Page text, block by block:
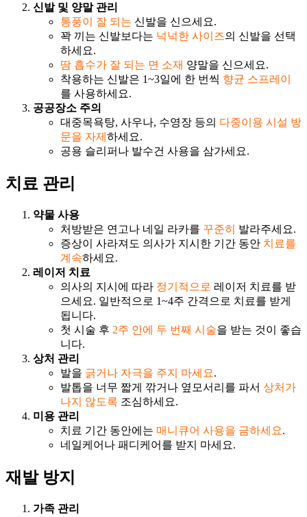
신발 및 양말 관리
통풍이 잘 되는 신발을 신으세요.
꽉 끼는 신발보다는 넉넉한 사이즈의 신발을 선택
하세요.
땀 흡수가 잘 되는 면 소재 양말을 신으세요.
착용하는 신발은 1~3일에 한 번씩 향균 스프레이
를 사용하세요.
공공장소 주의
대중목욕탕, 사우나, 수영장 등의 다중이용 시설 방
문을 자제 하세요.
공용 슬리퍼나 발수건 사용을 삼가세요.
치료 관리
약물 사용
처방받은 연고나 네일 라카를 꾸준히 발라주세요.
증상이 사라져도 의사가 지시한 기간 동안 치료를
계속하세요.
레이저 치료
의사의 지시에 따라 정기적으로 레이저 치료를 받
으세요. 일반적으로 1~4주 간격으로 치료를 받게
됩니다.
첫 시술 후 2주 안에 두 번째 시술을 받는 것이 좋습
니다.
상처 관리
발을 긁거나 자극을 주지 마세요.
발톱을 너무 짧게 깎거나 옆모서리를 파서 상처가
나지 않도록 조심하세요.
미용 관리
치료 기간 동안에는 매니큐어 사용을 금하세요.
네일케어나 패디케어를 받지 마세요.
재발 방지
가족 관리